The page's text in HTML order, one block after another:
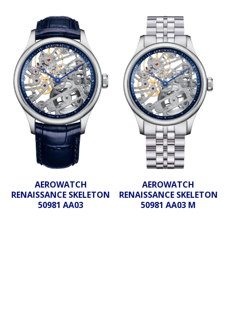
AEROWATCH
RENAISSANCE SKELETON
50981 AA03
AEROWATCH
RENAISSANCE SKELETON
50981 AA03 M